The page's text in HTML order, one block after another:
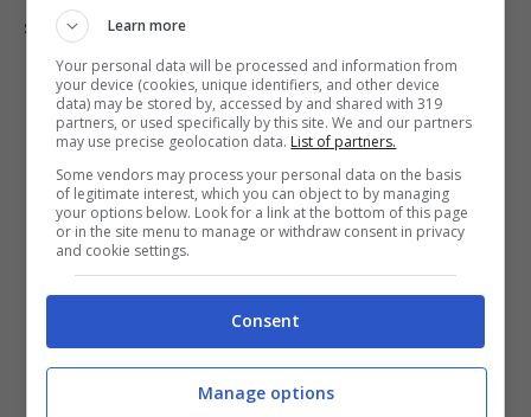
seguenti beni:
Bagno Ambra e Argan, in formato da
650 ml, con lotto 151V e 164V (codice
EAN 8001280068034);
Bagno Fiori di Sakura, in formato da
650 ml, con lotto 157V (codice EAN
8001280068072);
con lotto 152V, 159V, 160V, 174V e 228V
Learn more
Your personal data will be processed and information from
your device (cookies, unique identifiers, and other device
data) may be stored by, accessed by and shared with 319
partners, or used specifically by this site. We and our partners
may use precise geolocation data. List of partners.
Some vendors may process your personal data on the basis
of legitimate interest, which you can object to by managing
your options below. Look for a link at the bottom of this page
or in the site menu to manage or withdraw consent in privacy
and cookie settings.
Consent
Manage options